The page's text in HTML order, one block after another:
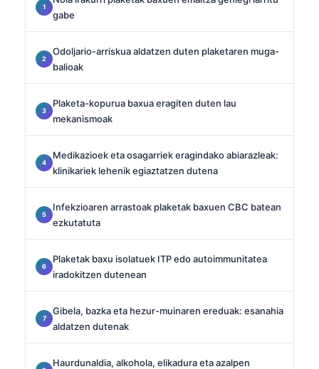
gabe
Odoljario-arriskua aldatzen duten plaketaren muga-
balioak
Plaketa-kopurua baxua eragiten duten lau
mekanismoak
Medikazioek eta osagarriek eragindako abiarazleak:
klinikariek lehenik egiaztatzen dutena
Infekzioaren arrastoak plaketak baxuen CBC batean
ezkutatuta
Plaketak baxu isolatuek ITP edo autoimmunitatea
iradokitzen dutenean
Gibela, bazka eta hezur-muinaren ereduak: esanahia
aldatzen dutenak
Haurdunaldia, alkohola, elikadura eta azalpen